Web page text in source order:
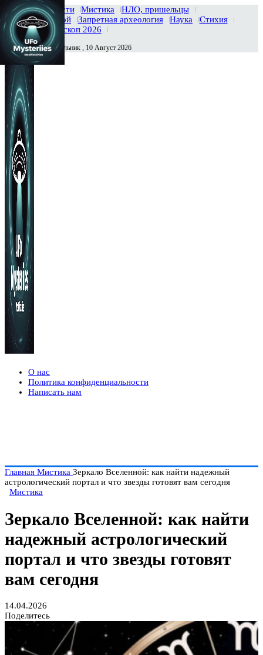
Главная Новости Мистика
НЛО, пришельцы
Тайны вселенной
Запретная археология Наука
Стихия
История
Гороскоп 2026
Сегодня Понедельник , 10 Август 2026
О нас
Политика конфиденциальности
Написать нам
Главная Мистика Зеркало Вселенной: как найти надежный
астрологический портал и что звезды готовят вам сегодня
Мистика
Зеркало Вселенной: как найти
надежный астрологический
портал и что звезды готовят
вам сегодня
14.04.2026
Поделитесь